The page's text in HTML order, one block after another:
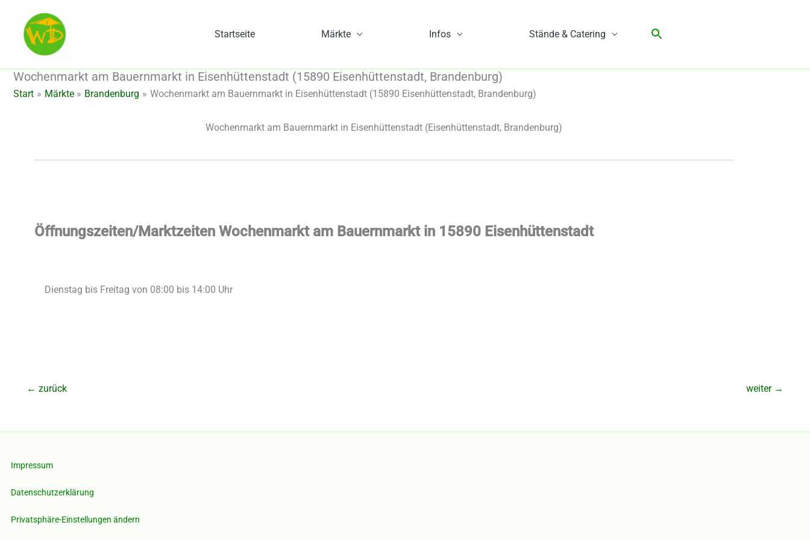
springen
Startseite Märkte Infos Stände & Catering
Wochenmarkt am Bauernmarkt in Eisenhüttenstadt (15890 Eisenhüttenstadt, Brandenburg)
Start Märkte Brandenburg Wochenmarkt am Bauernmarkt in Eisenhüttenstadt (15890 Eisenhüttenstadt, Brandenburg)
Wochenmarkt am Bauernmarkt in Eisenhüttenstadt (Eisenhüttenstadt, Brandenburg)
Öffnungszeiten/Marktzeiten Wochenmarkt am Bauernmarkt in 15890 Eisenhüttenstadt
Dienstag bis Freitag von 08:00 bis 14:00 Uhr
← zurück weiter →
Impressum
Datenschutzerklärung
Privatsphäre-Einstellungen ändern